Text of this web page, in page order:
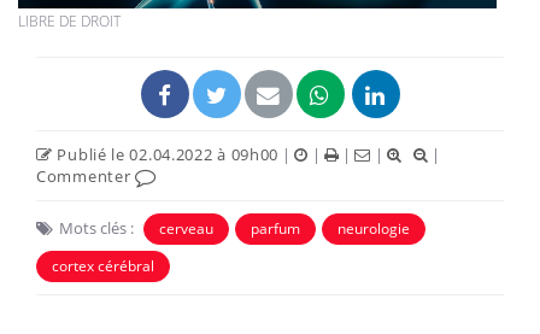
LIBRE DE DROIT
Publié le 02.04.2022 à 09h00 | | | |
|
Commenter
Mots clés : cerveau parfum
neurologie
cortex cérébral